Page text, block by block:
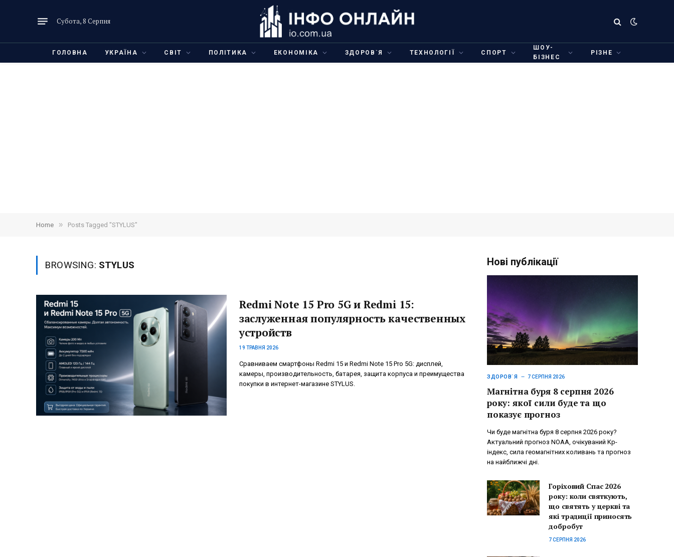
Субота, 8 Серпня
ГОЛОВНА УКРАЇНА СВІТ ПОЛІТИКА ЕКОНОМІКА ЗДОРОВ`Я ТЕХНОЛОГІЇ СПОРТ
ШОУ-
БІЗНЕС
РІЗНЕ
Home » Posts Tagged "STYLUS"
BROWSING: STYLUS
Redmi Note 15 Pro 5G и Redmi 15:
заслуженная популярность качественных
устройств
19 ТРАВНЯ 2026
Сравниваем смартфоны Redmi 15 и Redmi Note 15 Pro 5G: дисплей,
камеры, производительность, батарея, защита корпуса и преимущества
покупки в интернет-магазине STYLUS.
Нові публікації
ЗДОРОВ`Я 7 СЕРПНЯ 2026
Магнітна буря 8 серпня 2026
року: якої сили буде та що
показує прогноз
Чи буде магнітна буря 8 серпня 2026 року?
Актуальний прогноз NOAA, очікуваний Kp-
індекс, сила геомагнітних коливань та прогноз
на найближчі дні.
Горіховий Спас 2026
року: коли святкують,
що святять у церкві та
які традиції приносять
добробут
7 СЕРПНЯ 2026